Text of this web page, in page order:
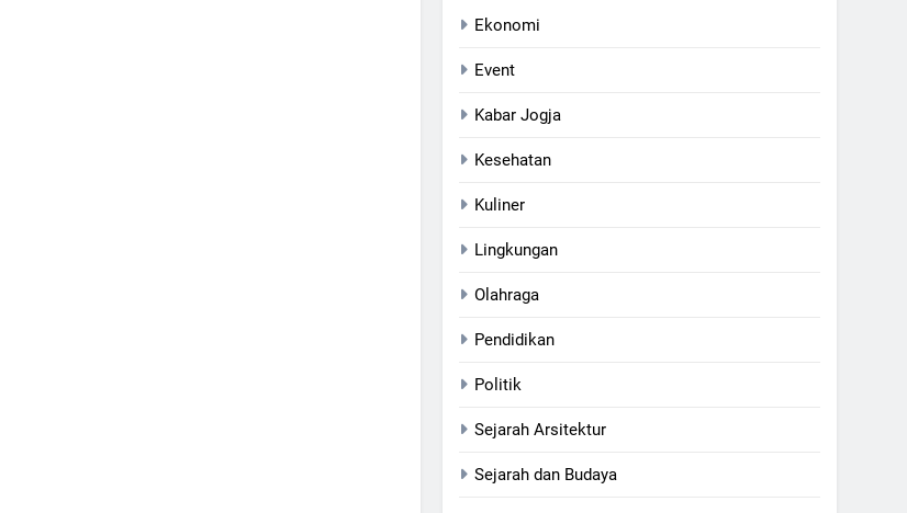
Ekonomi
Event
Kabar Jogja
Kesehatan
Kuliner
Lingkungan
Olahraga
Pendidikan
Politik
Sejarah Arsitektur
Sejarah dan Budaya